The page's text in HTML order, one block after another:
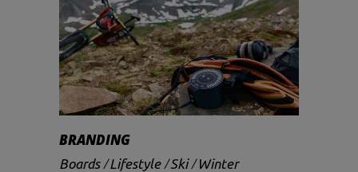
BRANDING
Boards Lifestyle Ski Winter